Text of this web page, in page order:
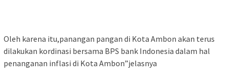
Oleh karena itu,panangan pangan di Kota Ambon akan terus
dilakukan kordinasi bersama BPS bank Indonesia dalam hal
penanganan inflasi di Kota Ambon”jelasnya